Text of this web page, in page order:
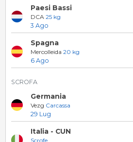
Paesi Bassi
DCA25 kg
3 Ago
Spagna
Mercolleida 20 kg
6 Ago
SCROFA
Germania
Vezg Carcassa
29 Lug
Italia - CUN
Scrofe